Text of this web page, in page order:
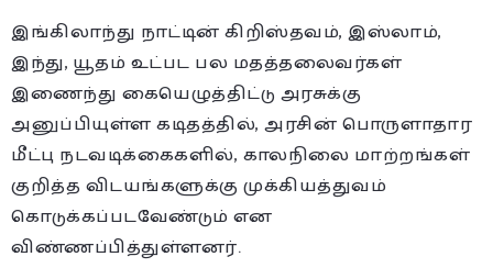
இங்கிலாந்து நாட்டின் கிறிஸ்தவம், இஸ்லாம்,
இந்து, யூதம் உட்பட பல மதத்தலைவர்கள்
இணைந்து கையெழுத்திட்டு அரசுக்கு
அனுப்பியுள்ள கடிதத்தில், அரசின் பொருளாதார
மீட்பு நடவடிக்கைகளில், காலநிலை மாற்றங்கள்
குறித்த விடயங்களுக்கு முக்கியத்துவம்
கொடுக்கப்படவேண்டும் என
விண்ணப்பித்துள்ளனர்.